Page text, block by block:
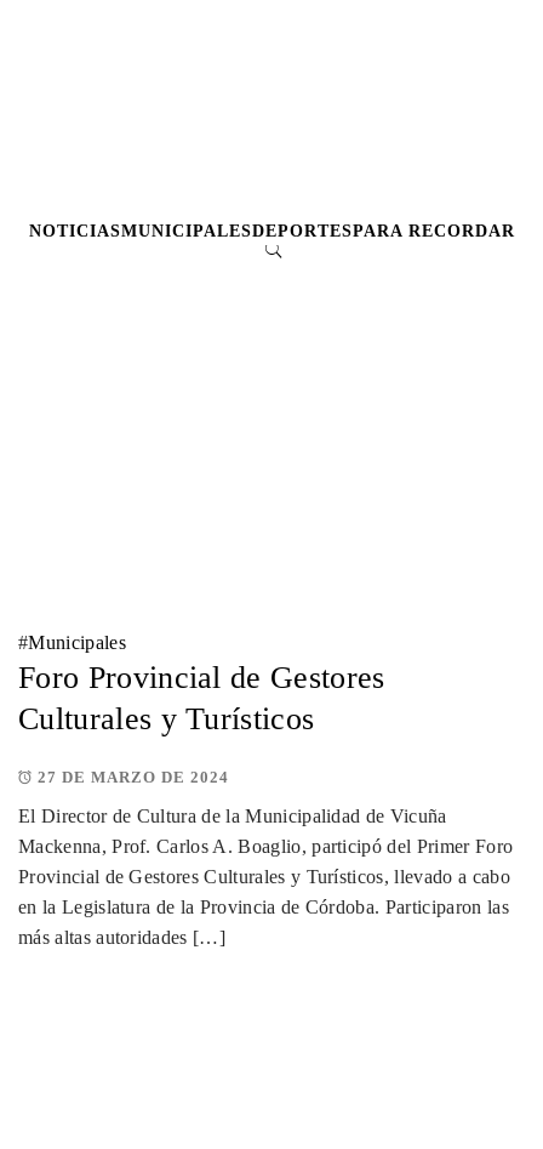
NOTICIASMUNICIPALESDEPORTESPARA RECORDAR
#Municipales
Foro Provincial de Gestores
Culturales y Turísticos
27 DE MARZO DE 2024
El Director de Cultura de la Municipalidad de Vicuña
Mackenna, Prof. Carlos A. Boaglio, participó del Primer Foro
Provincial de Gestores Culturales y Turísticos, llevado a cabo
en la Legislatura de la Provincia de Córdoba. Participaron las
más altas autoridades […]